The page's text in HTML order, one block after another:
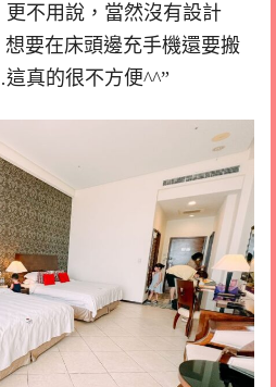
不用說，當然沒有設計
要在床頭邊充手機還要搬
真的很不方便^^”